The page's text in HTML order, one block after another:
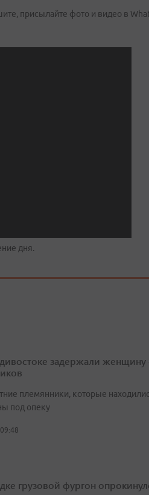
присылайте фото и видео в
дня.
задержали женщину
племянники, которые
под опеку
грузовой фургон